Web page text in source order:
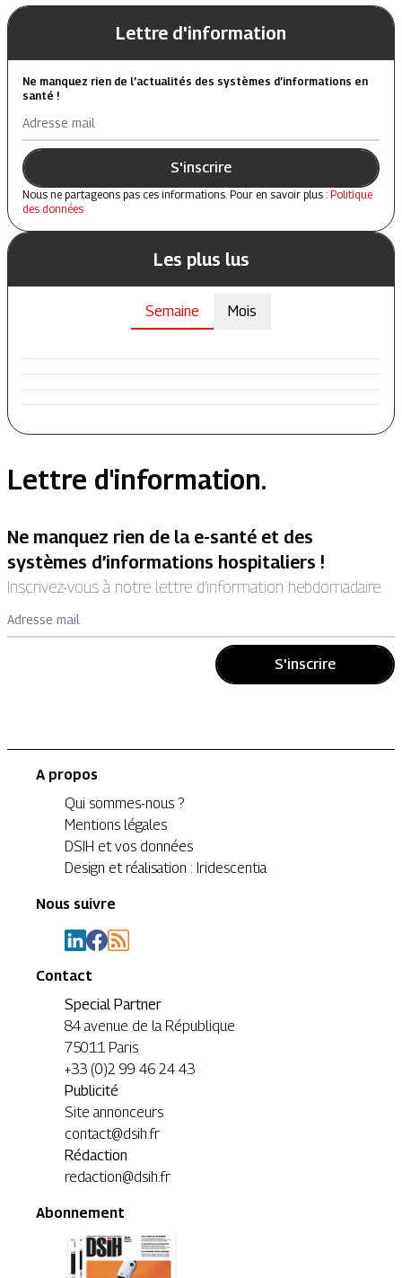
Lettre d'information
Ne manquez rien de l’actualités des systèmes d’informations en
santé !
Adresse mail
S'inscrire
Nous ne partageons pas ces informations. Pour en savoir plus : Politique
des données
Les plus lus
Semaine Mois
Lettre d'information.
Ne manquez rien de la e-santé et des
systèmes d’informations hospitaliers !
Inscrivez-vous à notre lettre d’information hebdomadaire.
Adresse mail
S'inscrire
A propos
Qui sommes-nous ?
Mentions légales
DSIH et vos données
Design et réalisation : Iridescentia
Nous suivre
Contact
Special Partner
84 avenue de la République
75011 Paris
+33 (0)2 99 46 24 43
Publicité
Site annonceurs
contact@dsih.fr
Rédaction
redaction@dsih.fr
Abonnement